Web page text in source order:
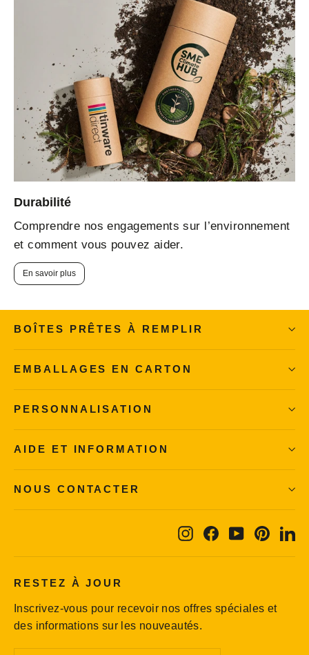
Durabilité
Comprendre nos engagements sur l’environnement
et comment vous pouvez aider.
En savoir plus
BOÎTES PRÊTES À REMPLIR
EMBALLAGES EN CARTON
PERSONNALISATION
AIDE ET INFORMATION
NOUS CONTACTER
InstagramFacebook
YouTube
RESTEZ À JOUR
Inscrivez-vous pour recevoir nos offres spéciales et
des informations sur les nouveautés.